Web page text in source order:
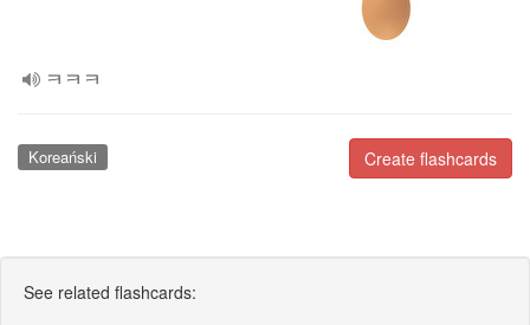
ㅋㅋㅋ
Create flashcards
Koreański
See related flashcards: